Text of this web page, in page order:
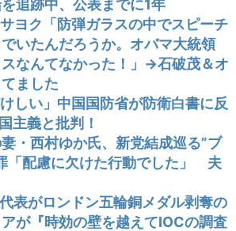
追跡中、公表までに1年
サヨク「防弾ガラスの中でスピーチ
いたんだろうか。オバマ大統領
なんてなかった！」→石破茂＆オ
ました
けしい」中国国防省が防衛白書に反
主義と批判！
・西村ゆか氏、新党結成巡る”ブ
「配慮に欠けた行動でした」 夫
表がロンドン五輪銅メダル剥奪の
が『時効の壁を越えてIOCの調査